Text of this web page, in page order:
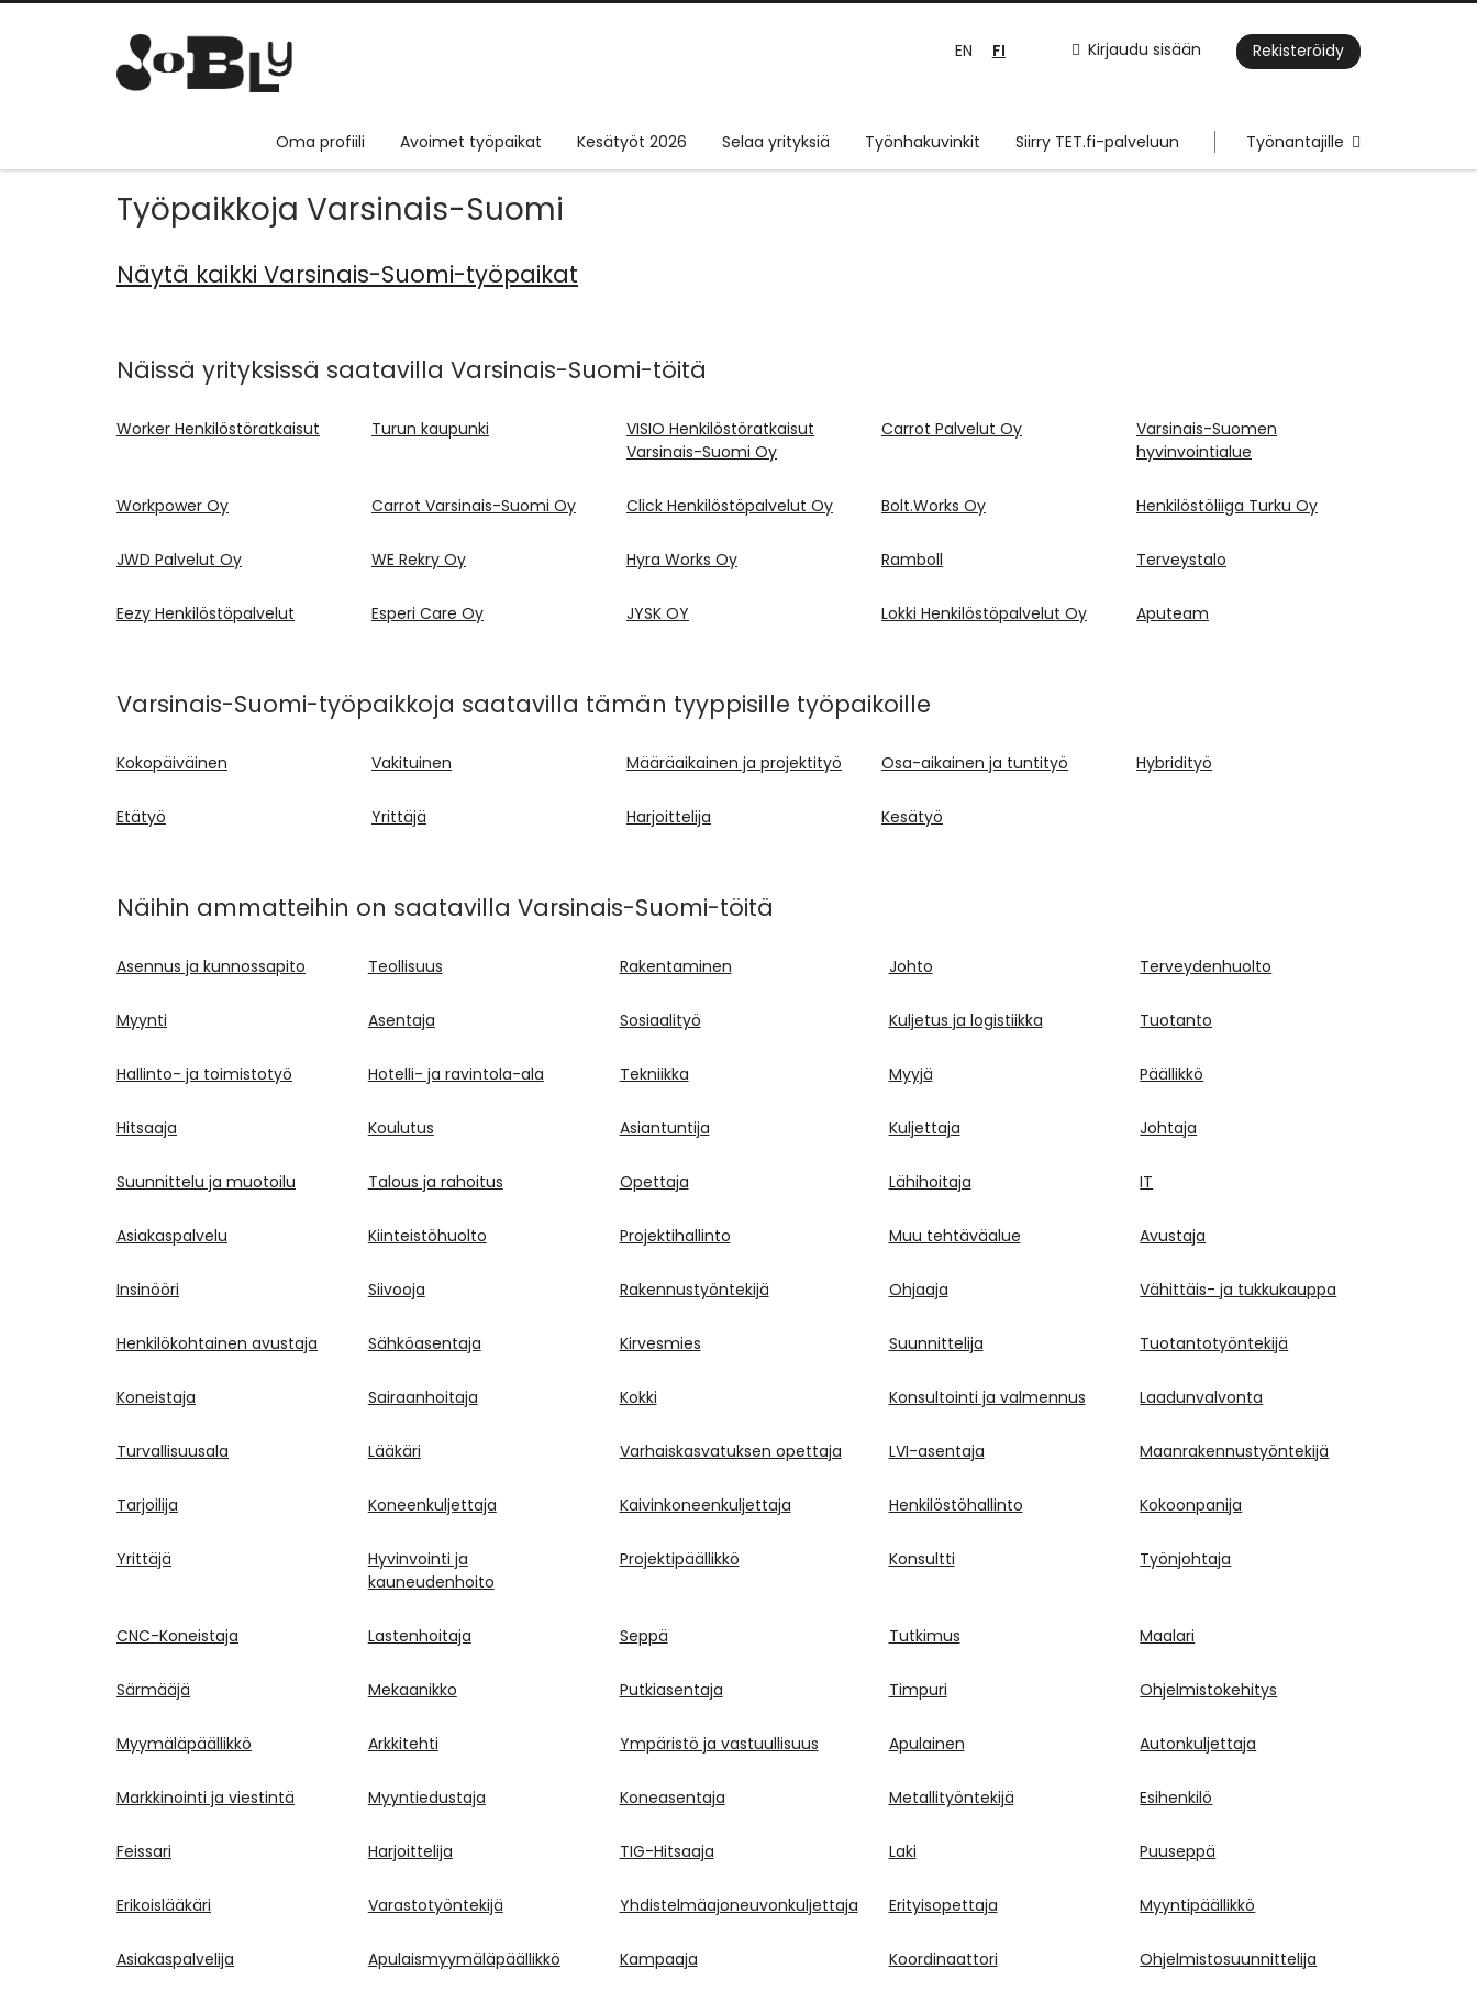
Kirjaudu sisään Rekisteröidy
EN FI
Oma profiili Avoimet työpaikat Kesätyöt 2026 Selaa yrityksiä Työnhakuvinkit Siirry TET.fi-palveluun Työnantajille
Työpaikkoja Varsinais-Suomi
Näytä kaikki Varsinais-Suomi-työpaikat
Näissä yrityksissä saatavilla Varsinais-Suomi-töitä
Worker Henkilöstöratkaisut Turun kaupunki
VISIO Henkilöstöratkaisut
Varsinais-Suomi Oy
Carrot Palvelut Oy
Varsinais-Suomen
hyvinvointialue
Workpower Oy Carrot Varsinais-Suomi Oy Click Henkilöstöpalvelut Oy Bolt.Works Oy Henkilöstöliiga Turku Oy
JWD Palvelut Oy WE Rekry Oy Hyra Works Oy Ramboll Terveystalo
Eezy Henkilöstöpalvelut Esperi Care Oy JYSK OY Lokki Henkilöstöpalvelut Oy Aputeam
Varsinais-Suomi-työpaikkoja saatavilla tämän tyyppisille työpaikoille
Kokopäiväinen Vakituinen Määräaikainen ja projektityö Osa-aikainen ja tuntityö Hybridityö
Etätyö Yrittäjä Harjoittelija Kesätyö
Näihin ammatteihin on saatavilla Varsinais-Suomi-töitä
Asennus ja kunnossapito Teollisuus Rakentaminen Johto Terveydenhuolto
Myynti Asentaja Sosiaalityö Kuljetus ja logistiikka Tuotanto
Hallinto- ja toimistotyö Hotelli- ja ravintola-ala Tekniikka Myyjä Päällikkö
Hitsaaja Koulutus Asiantuntija Kuljettaja Johtaja
Suunnittelu ja muotoilu Talous ja rahoitus Opettaja Lähihoitaja IT
Asiakaspalvelu Kiinteistöhuolto Projektihallinto Muu tehtäväalue Avustaja
Insinööri Siivooja Rakennustyöntekijä Ohjaaja Vähittäis- ja tukkukauppa
Henkilökohtainen avustaja Sähköasentaja Kirvesmies Suunnittelija Tuotantotyöntekijä
Koneistaja Sairaanhoitaja Kokki Konsultointi ja valmennus Laadunvalvonta
Turvallisuusala Lääkäri Varhaiskasvatuksen opettaja LVI-asentaja Maanrakennustyöntekijä
Tarjoilija Koneenkuljettaja Kaivinkoneenkuljettaja Henkilöstöhallinto Kokoonpanija
Yrittäjä
Hyvinvointi ja
kauneudenhoito
Projektipäällikkö Konsultti Työnjohtaja
CNC-Koneistaja Lastenhoitaja Seppä Tutkimus Maalari
Särmääjä Mekaanikko Putkiasentaja Timpuri Ohjelmistokehitys
Myymäläpäällikkö Arkkitehti Ympäristö ja vastuullisuus Apulainen Autonkuljettaja
Markkinointi ja viestintä Myyntiedustaja Koneasentaja Metallityöntekijä Esihenkilö
Feissari Harjoittelija TIG-Hitsaaja Laki Puuseppä
Erikoislääkäri Varastotyöntekijä Yhdistelmäajoneuvonkuljettaja Erityisopettaja Myyntipäällikkö
Asiakaspalvelija Apulaismyymäläpäällikkö Kampaaja Koordinaattori Ohjelmistosuunnittelija